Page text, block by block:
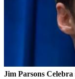
Jim Parsons